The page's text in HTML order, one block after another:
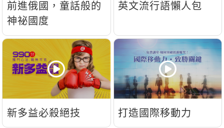
前進俄國，童話般的
神祕國度
英文流行語懶人包
新多益必殺絕技 打造國際移動力